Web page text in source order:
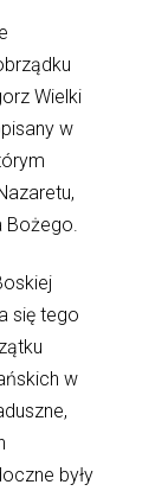
Wielki
w
Bożego.
się tego
w
były